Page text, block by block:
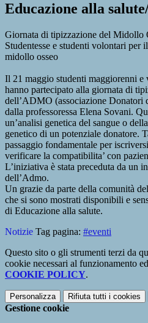
Educazione alla
Giornata di tipizzazione del Midollo
Studentesse e studenti volontari per
midollo osseo
Il 21 maggio studenti maggiorenni
hanno partecipato alla giornata di
dell’ADMO (associazione Donatori
dalla professoressa Elena Sovani.
un’analisi genetica del sangue o
genetico di un potenziale donatore.
passaggio fondamentale per
verificare la compatibilita’ con
L’iniziativa è stata preceduta da un
dell’Admo.
Un grazie da parte della comunità
che si sono mostrati disponibili e
di Educazione alla salute.
Notizie Tag pagina: #eventi
Questo sito o gli strumenti terzi da
cookie necessari al funzionamento
COOKIE POLICY.
Personalizza Rifiuta tutti i cookies
Gestione cookie